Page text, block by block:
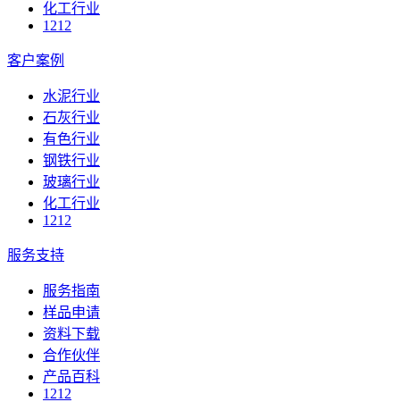
化工行业
1212
客户案例
水泥行业
石灰行业
有色行业
钢铁行业
玻璃行业
化工行业
1212
服务支持
服务指南
样品申请
资料下载
合作伙伴
产品百科
1212